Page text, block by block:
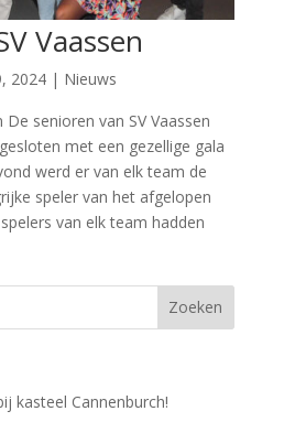
Vaassen
2024| Nieuws
De senioren van SV Vaassen
met een gezellige gala
werd er van elk team de
speler van het afgelopen
van elk team hadden
kasteel Cannenburch!